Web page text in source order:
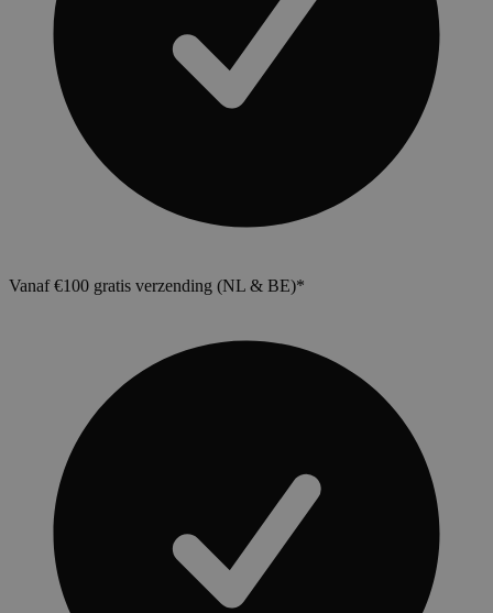
Vanaf €100 gratis verzending (NL & BE)*